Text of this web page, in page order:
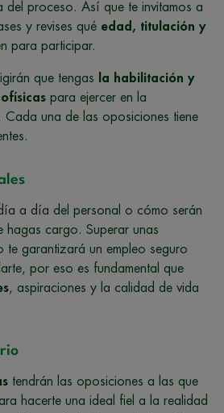
del proceso. Así que te invitamos a
y revises qué edad, titulación y
para participar.
que tengas la habilitación y
para ejercer en la
Cada una de las oposiciones tiene
a día del personal o cómo serán
hagas cargo. Superar unas
te garantizará un empleo seguro
por eso es fundamental que
, aspiraciones y la calidad de vida
tendrán las oposiciones a las que
hacerte una ideal fiel a la realidad